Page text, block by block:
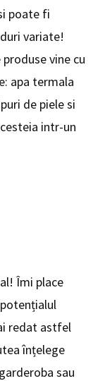
poate fi
variate!
vine cu
apa termala
de piele si
intr-un
Îmi place
redat astfel
înțelege
sau